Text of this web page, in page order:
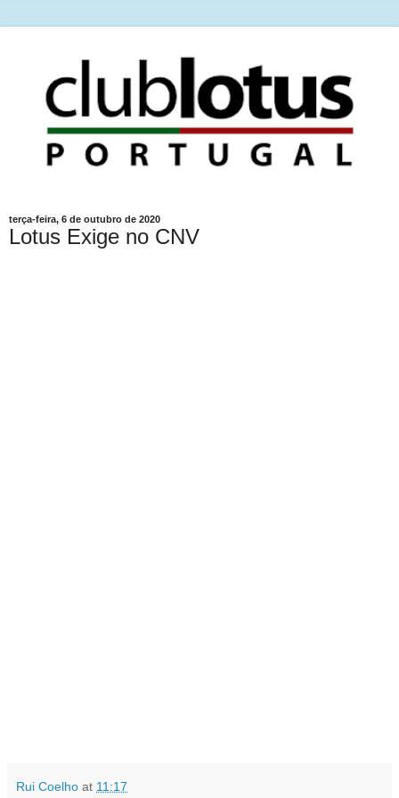
terça-feira, 6 de outubro de 2020
Lotus Exige no CNV
Rui Coelho at 11:17